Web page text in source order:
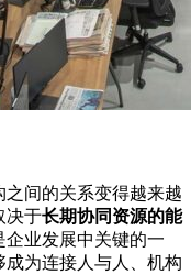
间的关系变得越来越
决于长期协同资源的能
企业发展中关键的一
为连接人与人、机构